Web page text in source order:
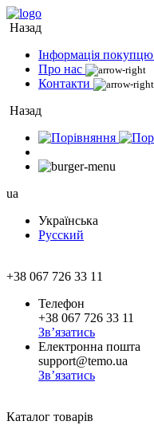
Назад
Інформація покупцю
Про нас
Контакти
Назад
ua
Українська
Русский
+38 067 726 33 11
Телефон
+38 067 726 33 11
Зв’язатись
Електронна пошта
support@temo.ua
Зв’язатись
Каталог товарів